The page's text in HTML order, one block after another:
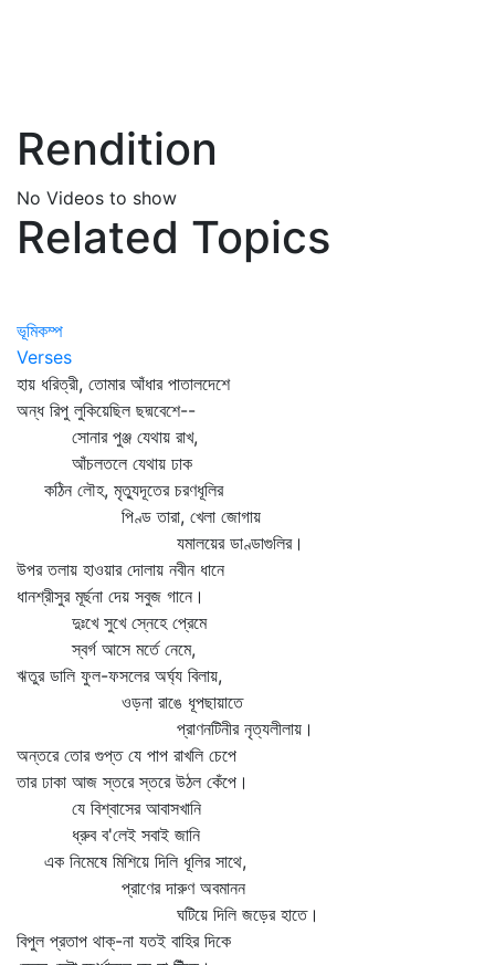
Rendition
No Videos to show
Related Topics
ভূমিকম্প
Verses
হায় ধরিত্রী, তোমার আঁধার পাতালদেশে
অন্ধ রিপু লুকিয়েছিল ছদ্মবেশে--
সোনার পুঞ্জ যেথায় রাখ,
আঁচলতলে যেথায় ঢাক
কঠিন লৌহ, মৃত্যুদূতের চরণধূলির
পিণ্ড তারা, খেলা জোগায়
যমালয়ের ডাণ্ডাগুলির।
উপর তলায় হাওয়ার দোলায় নবীন ধানে
ধানশ্রীসুর মূর্ছনা দেয় সবুজ গানে।
দুঃখে সুখে স্নেহে প্রেমে
স্বর্গ আসে মর্তে নেমে,
ঋতুর ডালি ফুল-ফসলের অর্ঘ্য বিলায়,
ওড়না রাঙে ধূপছায়াতে
প্রাণনটিনীর নৃত্যলীলায়।
অন্তরে তোর গুপ্ত যে পাপ রাখলি চেপে
তার ঢাকা আজ স্তরে স্তরে উঠল কেঁপে।
যে বিশ্বাসের আবাসখানি
ধ্রুব ব'লেই সবাই জানি
এক নিমেষে মিশিয়ে দিলি ধূলির সাথে,
প্রাণের দারুণ অবমানন
ঘটিয়ে দিলি জড়ের হাতে।
বিপুল প্রতাপ থাক্‌-না যতই বাহির দিকে